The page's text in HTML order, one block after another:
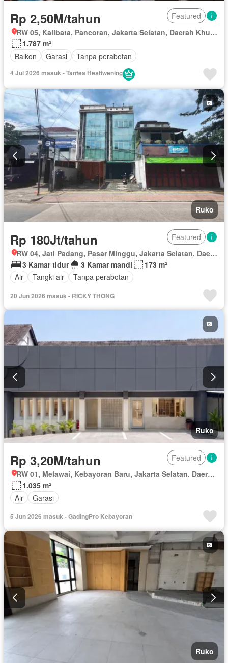
Rp 2,50M/tahun
Featured
RW 05, Kalibata, Pancoran, Jakarta Selatan, Daerah Khusus Ibukota Jakarta
1.787 m²
Balkon
Garasi Tanpa perabotan
4 Jul 2026 masuk - Tantea Hestiwening
Ruko
Rp 180Jt/tahun
Featured
RW 04, Jati Padang, Pasar Minggu, Jakarta Selatan, Daerah Khusus Ibukota Jakarta
3 Kamar tidur
3 Kamar mandi
173 m²
Air
Tangki air Tanpa perabotan
20 Jun 2026 masuk - RICKY THONG
Ruko
Rp 3,20M/tahun
Featured
RW 01, Melawai, Kebayoran Baru, Jakarta Selatan, Daerah Khusus Ibukota Jakarta
1.035 m²
Air
Garasi
5 Jun 2026 masuk - GadingPro Kebayoran
Ruko